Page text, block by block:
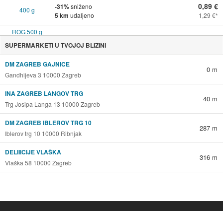
-31%sniženo
5 km udaljeno
0,89 €
1,29 €
SUPERMARKETI U TVOJOJ BLIZINI
DM ZAGREB GAJNICE
Gandhijeva 3 10000 Zagreb
0 m
INA ZAGREB LANGOV TRG
Trg Josipa Langa 13 10000 Zagreb
40 m
DM ZAGREB IBLEROV TRG 10
Iblerov trg 10 10000 Ribnjak
287 m
DELIIICIJE VLAŠKA
Vlaška 58 10000 Zagreb
316 m